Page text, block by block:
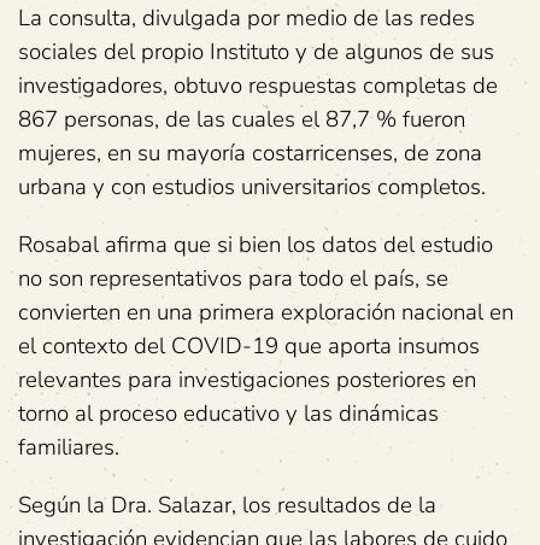
La consulta, divulgada por medio de las redes
sociales del propio Instituto y de algunos de sus
investigadores, obtuvo respuestas completas de
867 personas, de las cuales el 87,7 % fueron
mujeres, en su mayoría costarricenses, de zona
urbana y con estudios universitarios completos.
Rosabal afirma que si bien los datos del estudio
no son representativos para todo el país, se
convierten en una primera exploración nacional en
el contexto del COVID-19 que aporta insumos
relevantes para investigaciones posteriores en
torno al proceso educativo y las dinámicas
familiares.
Según la Dra. Salazar, los resultados de la
investigación evidencian que las labores de cuido